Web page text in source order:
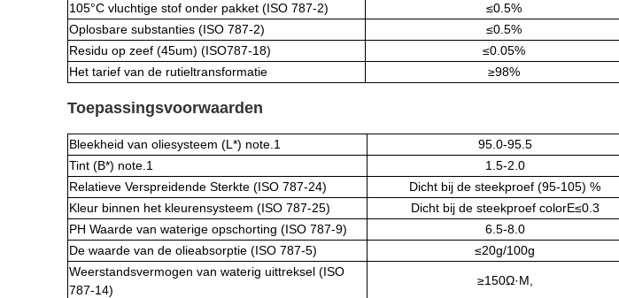
105°C vluchtige stof onder pakket (ISO 787-2)
≤0.5%
Oplosbare substanties (ISO 787-2)
≤0.5%
Residu op zeef (45um) (ISO787-18)
≤0.05%
Het tarief van de rutieltransformatie
≥98%
Toepassingsvoorwaarden
Bleekheid van oliesysteem (L*) note.1
95.0-95.5
Tint (B*) note.1
1.5-2.0
Relatieve Verspreidende Sterkte (ISO 787-24)
Dicht bij de steekproef (95-105) %
Kleur binnen het kleurensysteem (ISO 787-25)
Dicht bij de steekproef colorE≤0.3
PH Waarde van waterige opschorting (ISO 787-9)
6.5-8.0
De waarde van de olieabsorptie (ISO 787-5)
≤20g/100g
Weerstandsvermogen van waterig uittreksel (ISO
787-14)
≥150Ω·M,